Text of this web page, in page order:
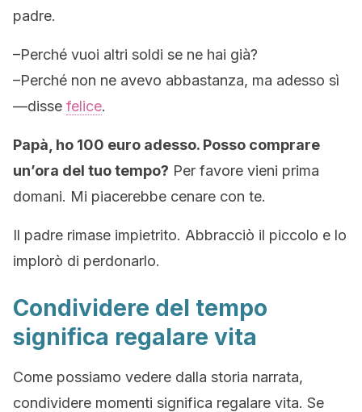
padre.
–Perché vuoi altri soldi se ne hai già?
–Perché non ne avevo abbastanza, ma adesso sì
—disse felice.
Papà, ho 100 euro adesso. Posso comprare
un’ora del tuo tempo? Per favore vieni prima
domani. Mi piacerebbe cenare con te.
Il padre rimase impietrito. Abbracciò il piccolo e lo
implorò di perdonarlo.
Condividere del tempo
significa regalare vita
Come possiamo vedere dalla storia narrata,
condividere momenti significa regalare vita. Se